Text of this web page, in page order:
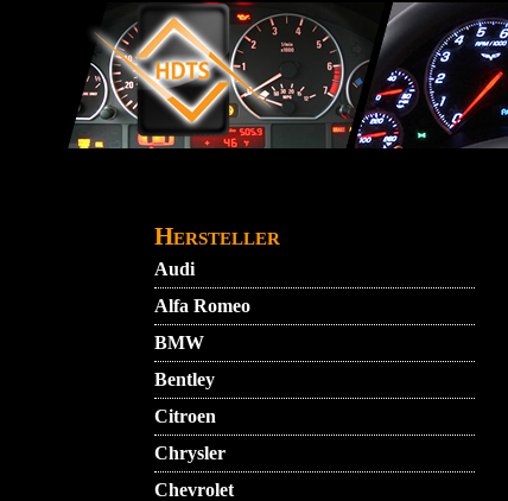
Hersteller
Audi
Alfa Romeo
BMW
Bentley
Citroen
Chrysler
Chevrolet